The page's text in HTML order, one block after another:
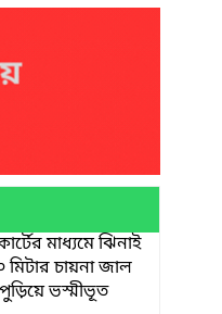
মাধ্যমে ঝিনাই
মিটার চায়না জাল
ভস্মীভূত